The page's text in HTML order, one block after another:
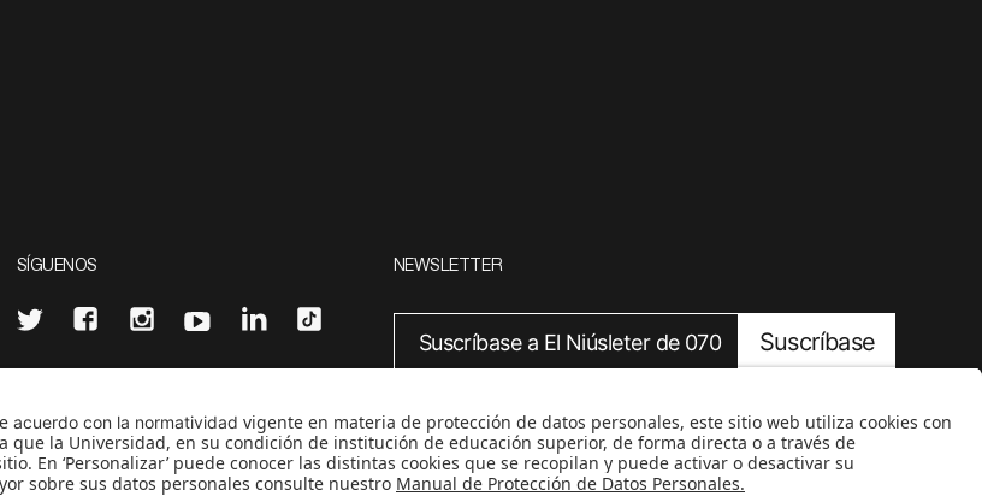
SÍGUENOS
CONTÁCTANOS
cerosetenta@uniandes.edu.co
NEWSLETTER
Suscríbase